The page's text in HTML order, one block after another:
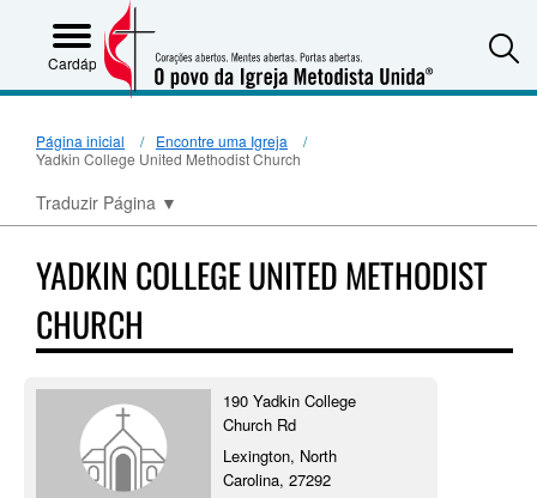
Cardápio
Página inicial
Encontre uma Igreja
Yadkin College United Methodist Church
Traduzir Página ▼
YADKIN COLLEGE UNITED METHODIST
CHURCH
190 Yadkin College
Church Rd
Lexington, North
Carolina, 27292